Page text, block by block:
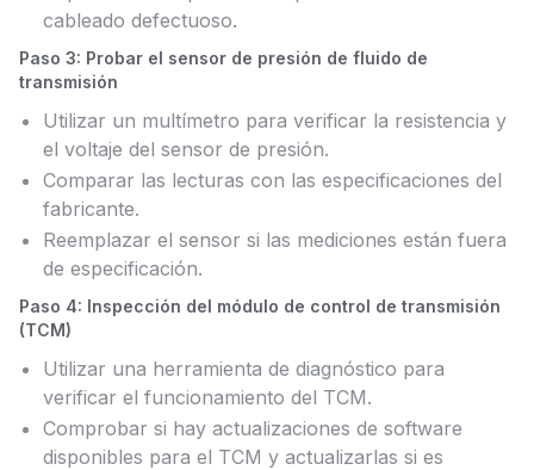
cableado defectuoso.
Paso 3: Probar el sensor de presión de fluido de
transmisión
Utilizar un multímetro para verificar la resistencia y
el voltaje del sensor de presión.
Comparar las lecturas con las especificaciones del
fabricante.
Reemplazar el sensor si las mediciones están fuera
de especificación.
Paso 4: Inspección del módulo de control de transmisión
(TCM)
Utilizar una herramienta de diagnóstico para
verificar el funcionamiento del TCM.
Comprobar si hay actualizaciones de software
disponibles para el TCM y actualizarlas si es